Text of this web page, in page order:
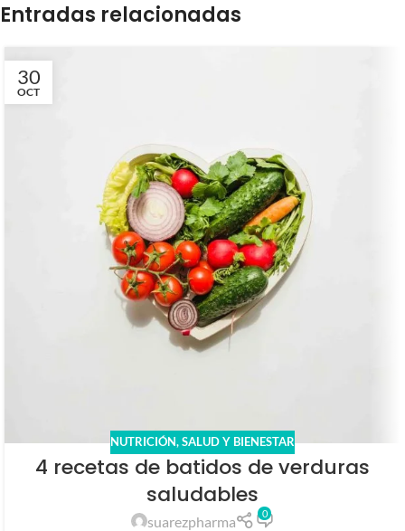
Entradas relacionadas
30
OCT
NUTRICIÓN,SALUD Y BIENESTAR
4 recetas de batidos de verduras
saludables
suarezpharma 0